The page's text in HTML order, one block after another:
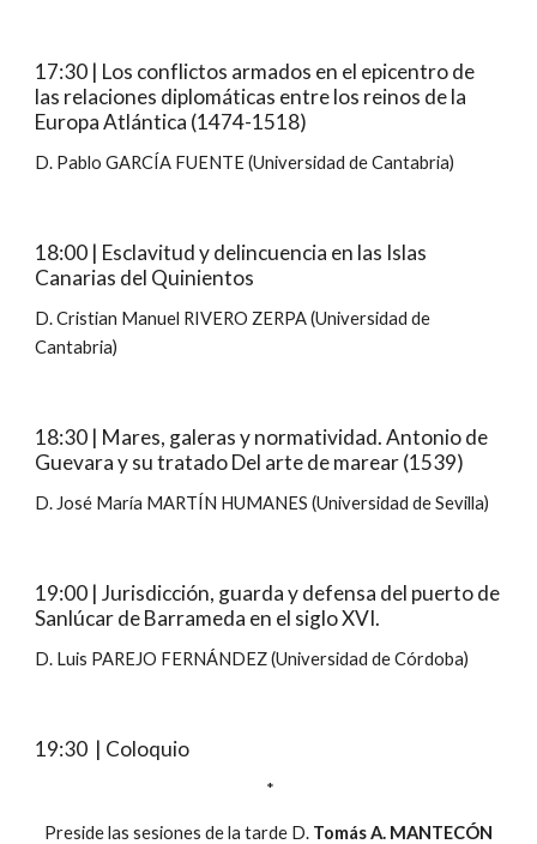
17:30 | Los conflictos armados en el epicentro de
las relaciones diplomáticas entre los reinos de la
Europa Atlántica (1474-1518)
D. Pablo GARCÍA FUENTE (Universidad de Cantabria)
18:00 | Esclavitud y delincuencia en las Islas
Canarias del Quinientos
D. Cristian Manuel RIVERO ZERPA (Universidad de
Cantabria)
18:30 | Mares, galeras y normatividad. Antonio de
Guevara y su tratado Del arte de marear (1539)
D. José María MARTÍN HUMANES (Universidad de Sevilla)
19:00 | Jurisdicción, guarda y defensa del puerto de
Sanlúcar de Barrameda en el siglo XVI.
D. Luis PAREJO FERNÁNDEZ (Universidad de Córdoba)
19:30 | Coloquio
*
Preside las sesiones de la tarde D. Tomás A. MANTECÓN